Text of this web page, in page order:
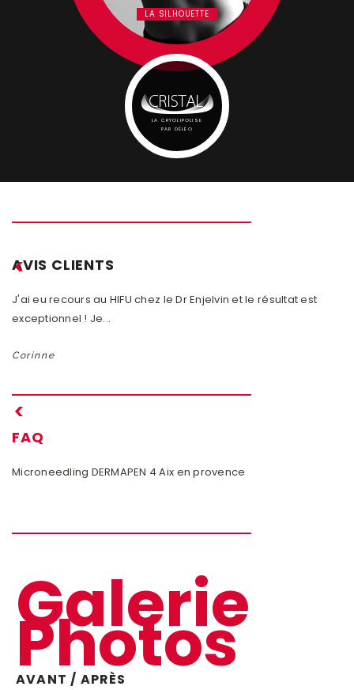
LA SILHOUETTE
LA CRYOLIPOLISE
PAR DÉLÉO
AVIS CLIENTS
J'ai eu recours au HIFU chez le Dr Enjelvin et le résultat est
exceptionnel ! Je...
Corinne
FAQ
Microneedling DERMAPEN 4 Aix en provence
Galerie
Photos
AVANT / APRÈS